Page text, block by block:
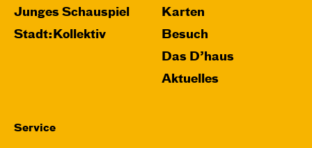
Junges Schauspiel
Stadt:Kollektiv
Karten
Besuch
Das D’haus
Aktuelles
Service